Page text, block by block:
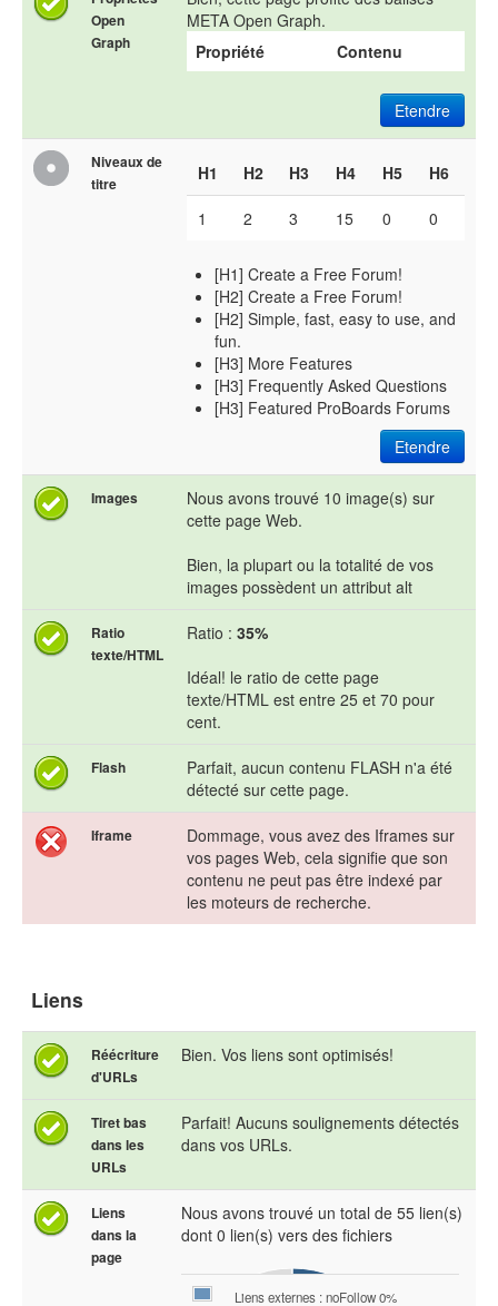
Open
Graph
META Open Graph.
Propriété
Contenu
Etendre
Niveaux de
titre
H1 H2 H3 H4 H5 H6
1 2 3 15 0 0
[H1] Create a Free Forum!
[H2] Create a Free Forum!
[H2] Simple, fast, easy to use, and
fun.
[H3] More Features
[H3] Frequently Asked Questions
[H3] Featured ProBoards Forums
Etendre
Images
Nous avons trouvé 10 image(s) sur
cette page Web.
Bien, la plupart ou la totalité de vos
images possèdent un attribut alt
Ratio
texte/HTML
Ratio : 35%
Idéal! le ratio de cette page
texte/HTML est entre 25 et 70 pour
cent.
Flash
Parfait, aucun contenu FLASH n'a été
détecté sur cette page.
Iframe
Dommage, vous avez des Iframes sur
vos pages Web, cela signifie que son
contenu ne peut pas être indexé par
les moteurs de recherche.
Liens
Réécriture
d'URLs
Bien. Vos liens sont optimisés!
Tiret bas
dans les
URLs
Parfait! Aucuns soulignements détectés
dans vos URLs.
Liens
dans la
page
Nous avons trouvé un total de 55 lien(s)
dont 0 lien(s) vers des fichiers
Liens externes : noFollow 0%